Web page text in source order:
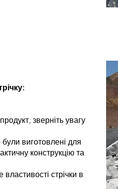
зверніть увагу
виготовлені для
конструкцію та
стрічки в